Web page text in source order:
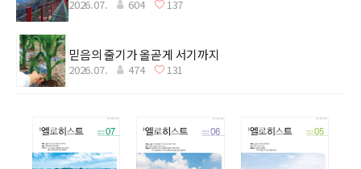
2026.07. 604 137
믿음의 줄기가 올곧게 서기까지
2026.07. 474 131